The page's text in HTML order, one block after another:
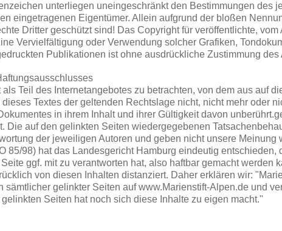
unterliegen uneingeschränkt den Bestimmungen des
eingetragenen Eigentümer. Allein aufgrund der bloßen
Dritter geschützt sind! Das Copyright für veröffentlichte,
Vervielfältigung oder Verwendung solcher Grafiken,
Publikationen ist ohne ausdrückliche Zustimmung des
Teil des Internetangebotes zu betrachten, von dem aus auf
Textes der geltenden Rechtslage nicht, nicht mehr oder
in ihrem Inhalt und ihrer Gültigkeit davon
Die auf den gelinkten Seiten wiedergegebenen
der jeweiligen Autoren und geben nicht unsere Meinung
85/98) hat das Landesgericht Hamburg eindeutig
ggf. mit zu verantworten hat, also haftbar gemacht werden
von diesen Inhalten distanziert. Daher erklären wir:
sämtlicher gelinkter Seiten auf www.Marienstift-Alpen.de und
Seiten hat noch sich diese Inhalte zu eigen macht."